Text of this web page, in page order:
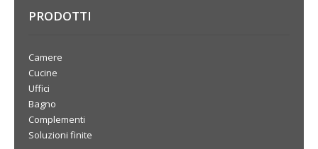
PRODOTTI
Camere
Cucine
Uffici
Bagno
Complementi
Soluzioni finite